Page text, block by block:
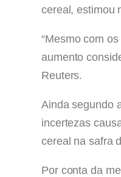
cereal, estimou
“Mesmo com
aumento
Reuters.
Ainda segundo
incertezas
cereal na safra
Por conta da